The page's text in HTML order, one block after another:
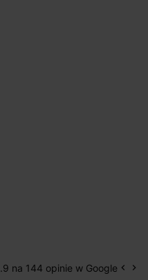
na 144 opinie w Google keyboard_arrow_left keyboard_arrow_right